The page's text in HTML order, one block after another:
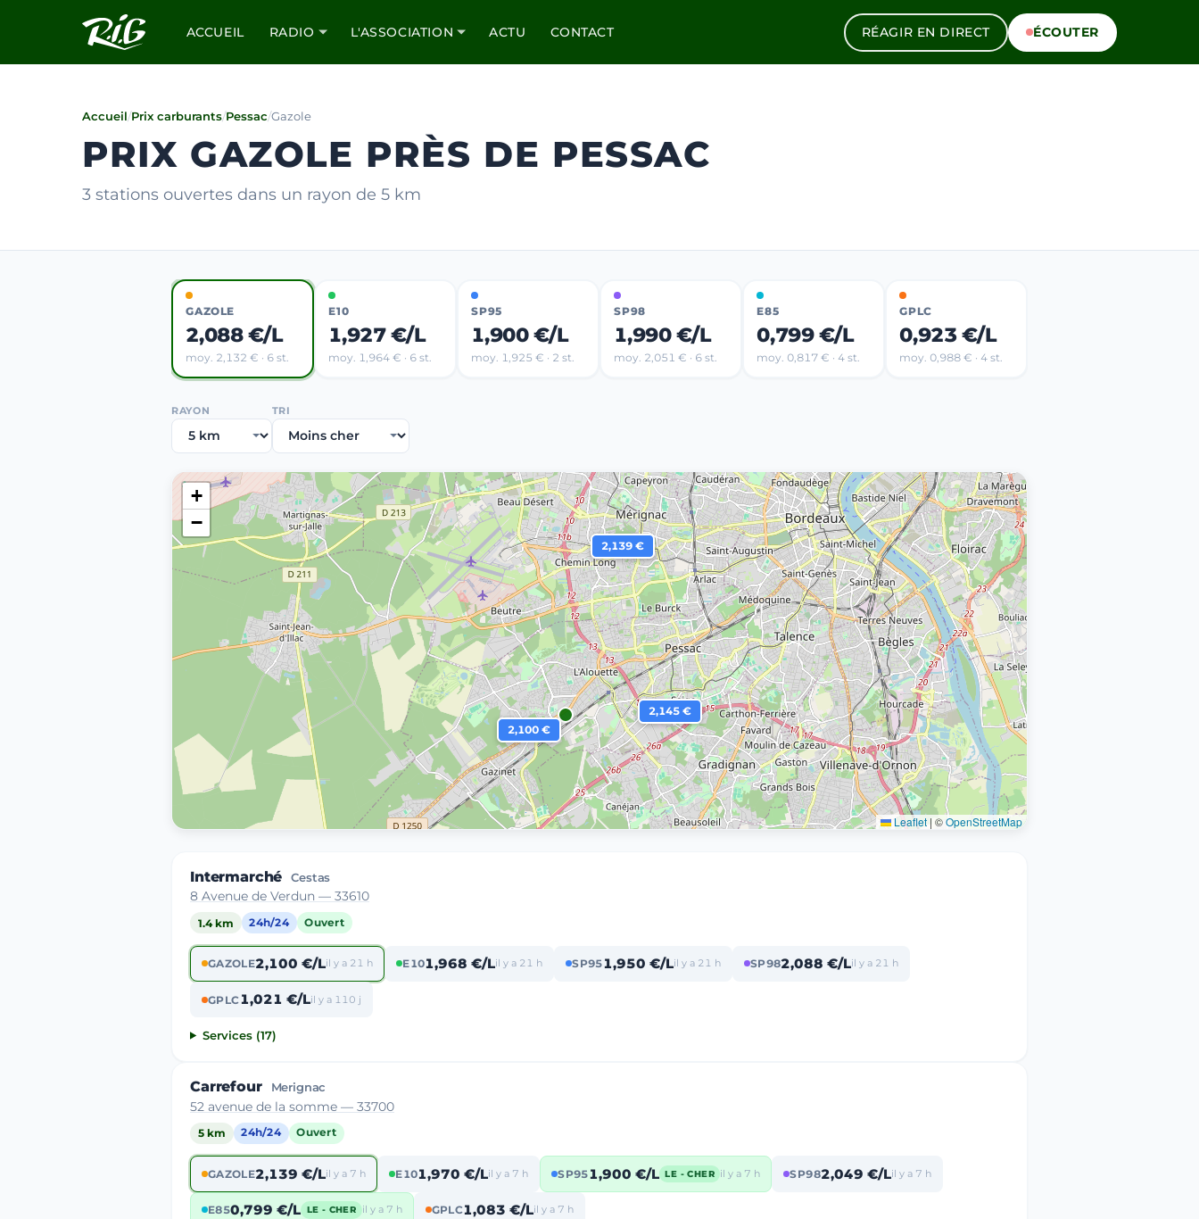
ACCUEIL RADIO L'ASSOCIATION ACTU CONTACT RÉAGIR EN DIRECT ÉCOUTER
Accueil/Prix carburants/Pessac/Gazole
PRIX GAZOLE PRÈS DE PESSAC
3 stations ouvertes dans un rayon de 5 km
GAZOLE
2,088 €/L
moy. 2,132 € · 6 st.
E10
1,927 €/L
moy. 1,964 € · 6 st.
SP95
1,900 €/L
moy. 1,925 € · 2 st.
SP98
1,990 €/L
moy. 2,051 € · 6 st.
E85
0,799 €/L
moy. 0,817 € · 4 st.
GPLC
0,923 €/L
moy. 0,988 € · 4 st.
RAYON TRI
2,100 €
2,139 €
2,145 €
+
−
Leaflet | ©OpenStreetMap
Intermarché Cestas
8 Avenue de Verdun — 33610
1.4 km 24h/24 Ouvert
GAZOLE2,100 €/Lil y a 21 h E101,968 €/Lil y a 21 h SP951,950 €/Lil y a 21 h SP982,088 €/Lil y a 21 h
GPLC1,021 €/Lil y a 110 j
Services (17)
Carrefour Merignac
52 avenue de la somme — 33700
5 km 24h/24 Ouvert
GAZOLE2,139 €/Lil y a 7 h E101,970 €/Lil y a 7 h SP951,900 €/L LE - CHER il y a 7 h SP982,049 €/Lil y a 7 h
E850,799 €/L LE - CHER il y a 7 h GPLC1,083 €/Lil y a 7 h